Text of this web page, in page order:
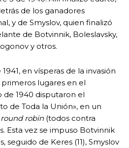
de los ganadores
y de Smyslov, quien finalizó
de Botvinnik, Boleslavsky,
y otros.
en vísperas de la invasión
primeros lugares en el
1940 disputaron el
de Toda la Unión», en un
round robin (todos contra
Esta vez se impuso Botvinnik
seguido de Keres (11), Smyslov